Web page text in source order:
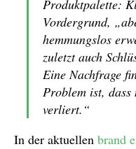
Produktpalette:
Vordergrund,
hemmungslos
zuletzt auch
Eine Nachfrage
Problem ist,
verliert.“
In der aktuellen brand